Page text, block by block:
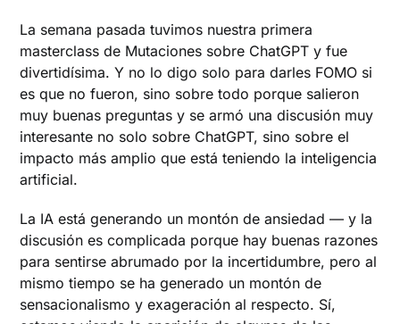
La semana pasada tuvimos nuestra primera
masterclass de Mutaciones sobre ChatGPT y fue
divertidísima. Y no lo digo solo para darles FOMO si
es que no fueron, sino sobre todo porque salieron
muy buenas preguntas y se armó una discusión muy
interesante no solo sobre ChatGPT, sino sobre el
impacto más amplio que está teniendo la inteligencia
artificial.
La IA está generando un montón de ansiedad — y la
discusión es complicada porque hay buenas razones
para sentirse abrumado por la incertidumbre, pero al
mismo tiempo se ha generado un montón de
sensacionalismo y exageración al respecto. Sí,